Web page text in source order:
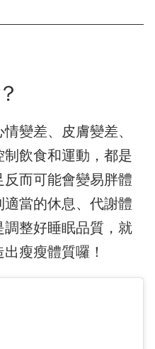
變差、皮膚變差、
飲食和運動，都是
而可能會變易胖體
當的休息、代謝體
整好睡眠品質，就
瘦瘦體質囉！